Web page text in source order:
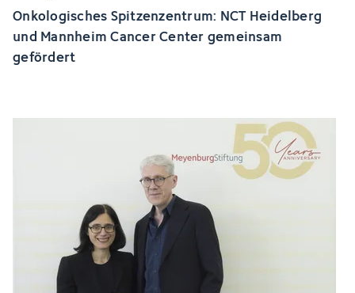
Onkologisches Spitzenzentrum: NCT Heidelberg
und Mannheim Cancer Center gemeinsam
gefördert